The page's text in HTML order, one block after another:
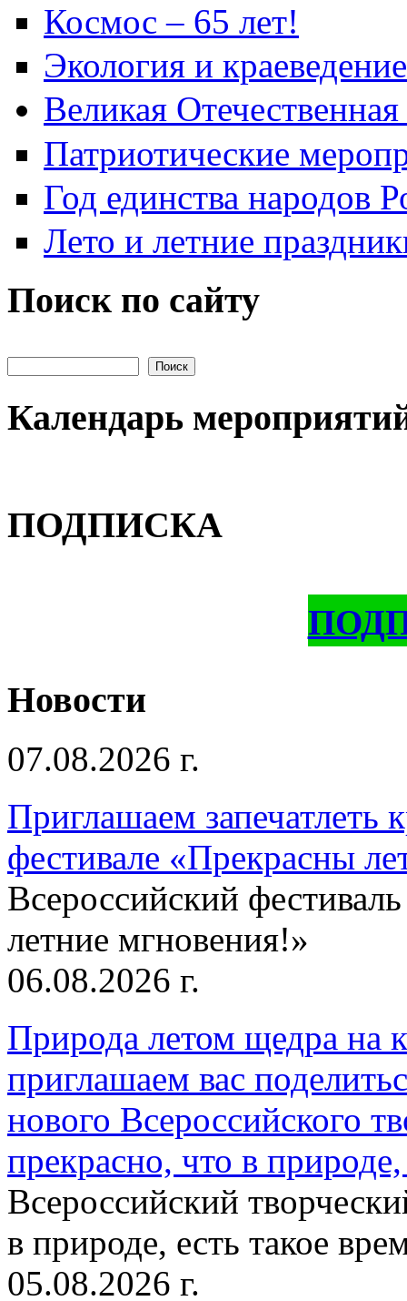
Космос – 65 лет!
Экология и краеведение
Великая
Патриотические
Год единства народов
Лето и летние
Поиск по сайту
Календарь
ПОДПИСКА
Новости
07.08.2026 г.
Приглашаем запечатлеть
фестивале «Прекрасны
Всероссийский
летние мгновения!»
06.08.2026 г.
Природа летом щедра на
приглашаем вас
нового Всероссийского
прекрасно, что в
Всероссийский
в природе, есть такое
05.08.2026 г.